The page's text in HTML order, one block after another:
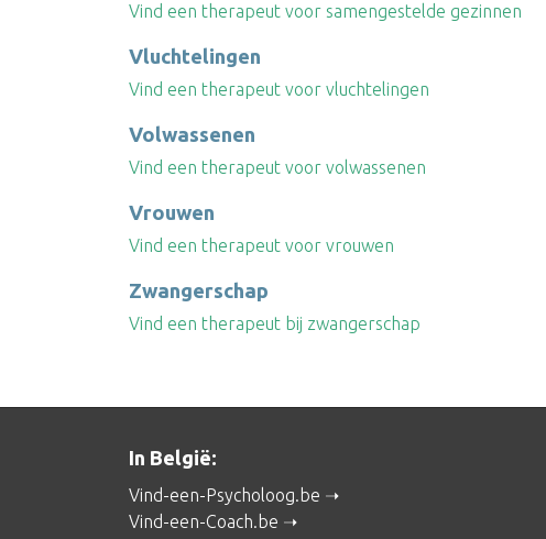
Vind een therapeut voor samengestelde gezinnen
Vluchtelingen
Vind een therapeut voor vluchtelingen
Volwassenen
Vind een therapeut voor volwassenen
Vrouwen
Vind een therapeut voor vrouwen
Zwangerschap
Vind een therapeut bij zwangerschap
In België:
Vind-een-Psycholoog.be
Vind-een-Coach.be